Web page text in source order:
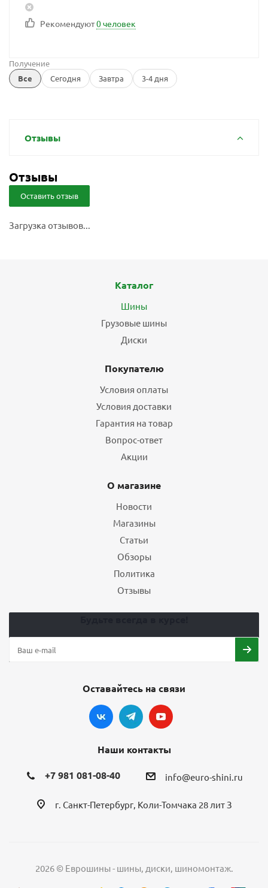
Рекомендуют0 человек
Получение
Все
Сегодня Завтра 3-4 дня
Отзывы
Отзывы
Оставить отзыв
Загрузка отзывов...
Каталог
Шины
Грузовые шины
Диски
Покупателю
Условия оплаты
Условия доставки
Гарантия на товар
Вопрос-ответ
Акции
О магазине
Новости
Магазины
Статьи
Обзоры
Политика
Отзывы
Оставайтесь на связи
Наши контакты
+7 981 081-08-40 info@euro-shini.ru
г. Санкт-Петербург, Коли-Томчака 28 лит З
2026 © Еврошины - шины, диски, шиномонтаж.